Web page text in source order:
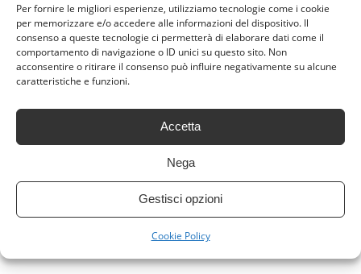
Per fornire le migliori esperienze, utilizziamo tecnologie come i cookie
per memorizzare e/o accedere alle informazioni del dispositivo. Il
consenso a queste tecnologie ci permetterà di elaborare dati come il
comportamento di navigazione o ID unici su questo sito. Non
acconsentire o ritirare il consenso può influire negativamente su alcune
caratteristiche e funzioni.
Accetta
Nega
Gestisci opzioni
Cookie Policy
utilizzare la tecnica meditativa per trarne
vantaggi; ne scoprirai l’utilità quotidiana e
conoscerai la motivazione che spinge
migliaia di persone in tutto il mondo a
Meditazione presentata in questo libro non
è teoria, ma pratica. Le pagine a seguire,
infatti, non andranno...
Alla,Completa,Guida, Share: